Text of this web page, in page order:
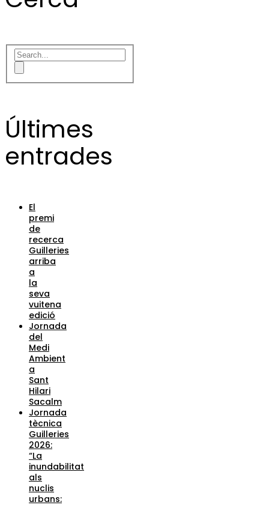
Últimes
entrades
El
premi
de
recerca
Guilleries
arriba
a
la
seva
vuitena
edició
Jornada
del
Medi
Ambient
a
Sant
Hilari
Sacalm
Jornada
tècnica
Guilleries
2026:
“La
inundabilitat
als
nuclis
urbans: